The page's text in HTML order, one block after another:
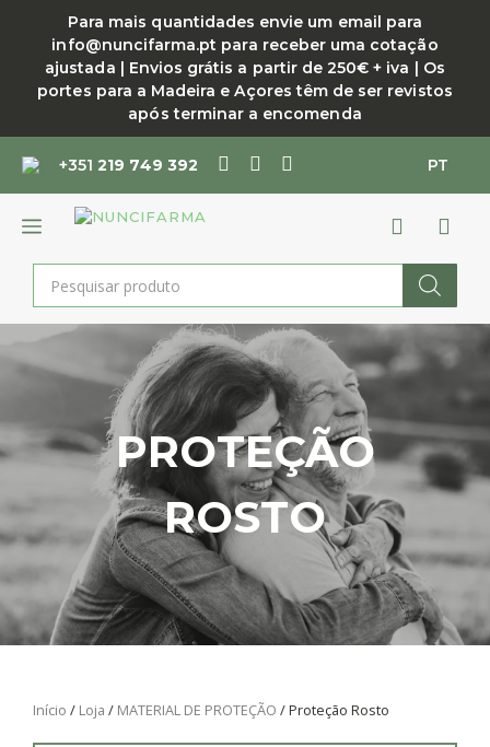
conteúdo
Para mais quantidades envie um email para
info@nuncifarma.pt para receber uma cotação
ajustada | Envios grátis a partir de 250€ + iva | Os
portes para a Madeira e Açores têm de ser revistos
após terminar a encomenda
+351219 749 392 PT
MENU
Products
search
PROTEÇÃO
ROSTO
Início / Loja / MATERIAL DE PROTEÇÃO / Proteção Rosto